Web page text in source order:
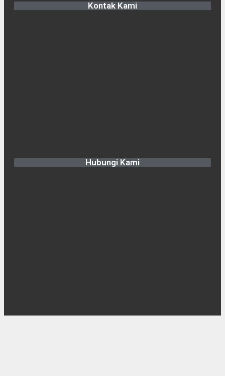
Kontak Kami
Hubungi Kami